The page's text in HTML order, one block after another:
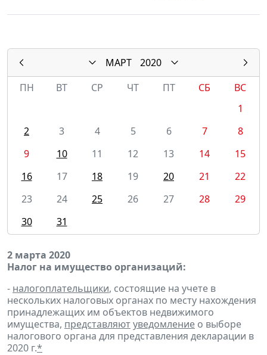
МАРТ
2020
ПН
ВТ СР ЧТ ПТ СБ
ВС
1
2
3 4 5 6 7
8
9
10 11 12 13 14
15
16
17 18 19 20 21
22
23
24 25 26 27 28
29
30
31
2 марта 2020
Налог на имущество организаций:
- налогоплательщики, состоящие на учете в
нескольких налоговых органах по месту нахождения
принадлежащих им объектов недвижимого
имущества, представляютуведомление о выборе
налогового органа для представления декларации в
2020 г.*